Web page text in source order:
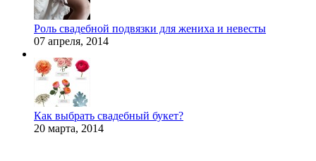
Роль свадебной подвязки для жениха и невесты
07 апреля, 2014
Как выбрать свадебный букет?
20 марта, 2014